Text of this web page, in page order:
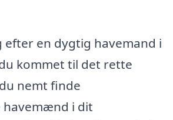
efter en dygtig havemand i
kommet til det rette
nemt finde
havemænd i dit